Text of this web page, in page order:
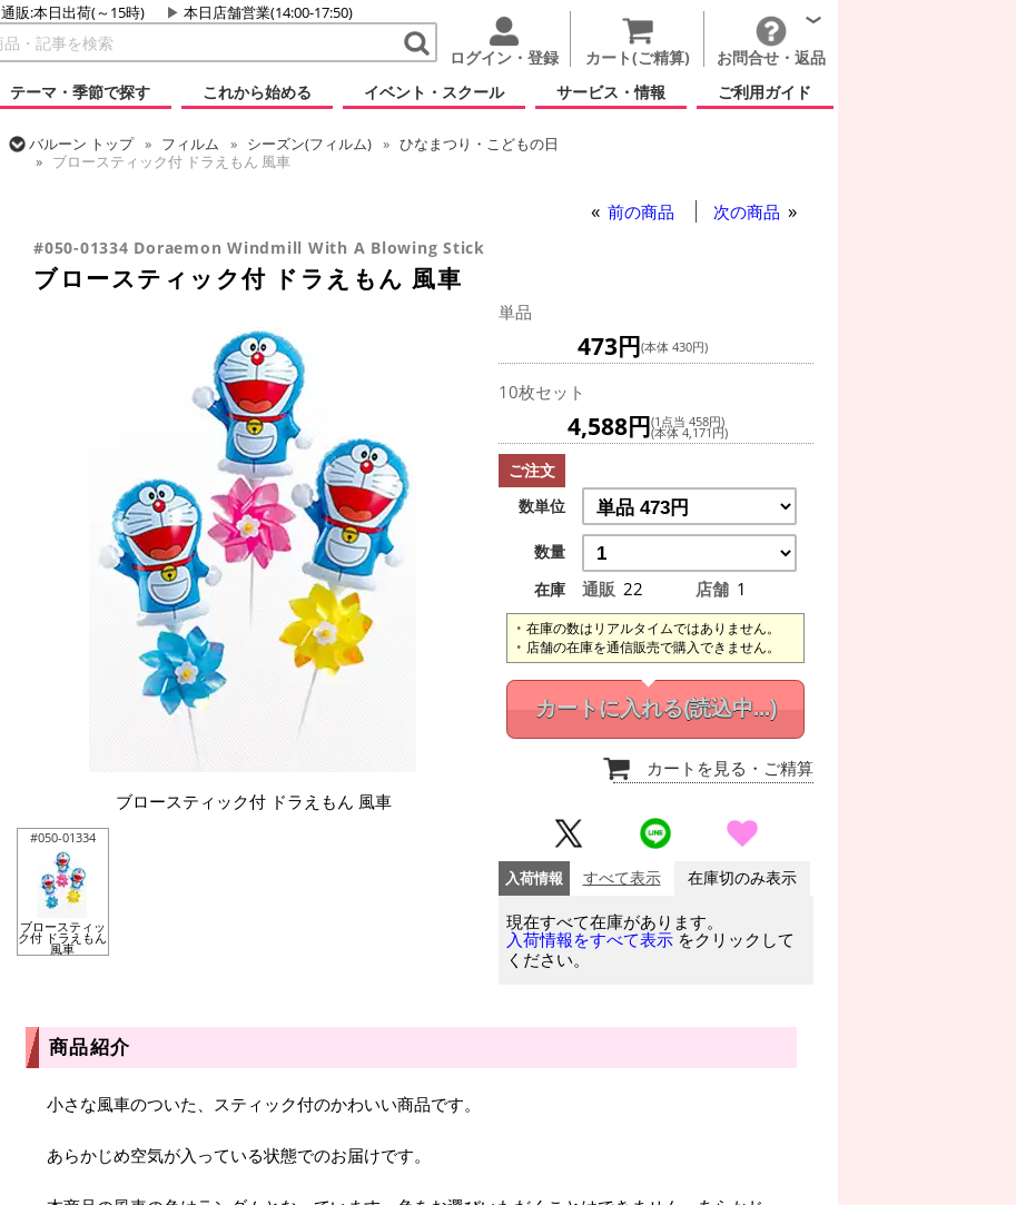
通販:本日出荷(～15時) 本日店舗営業(14:00-17:50)
ログイン・登録 カート(ご精算)
お問合せ・返品
テーマ・季節で探す
これから始める イベント・スクール サービス・情報 ご利用ガイド
バルーン トップ フィルム シーズン(フィルム)
ひなまつり・こどもの日
ブロースティック付 ドラえもん 風車
前の商品 次の商品
#050-01334 Doraemon Windmill With A Blowing Stick
ブロースティック付 ドラえもん 風車
ブロースティック付 ドラえもん 風車
#050-01334
ブロースティッ
ク付 ドラえもん
風車
単品
473円(本体 430円)
10枚セット
4,588円(1点当 458円)
(本体 4,171円)
ご注文
数単位
数量
在庫
通販 22 店舗 1
在庫の数はリアルタイムではありません。
店舗の在庫を通信販売で購入できません。
カートに入れる(読込中...)
カートを見る ・ご精算
入荷情報 すべて表示 在庫切のみ表示
現在すべて在庫があります。
入荷情報をすべて表示 をクリックして
ください。
商品紹介
小さな風車のついた、スティック付のかわいい商品です。
あらかじめ空気が入っている状態でのお届けです。